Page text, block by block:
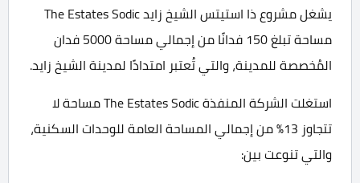
يشغل مشروع ذا استيتس الشيخ زايد The Estates Sodic
مساحة تبلغ 150 فدانًا من إجمالي مساحة 5000 فدان
المُخصصة للمدينة، والتي تُعتبر امتدادًا لمدينة الشيخ زايد.
استغلت الشركة المنفذة The Estates Sodic مساحة لا
تتجاوز 13% من إجمالي المساحة العامة للوحدات السكنية،
والتي تنوعت بين: